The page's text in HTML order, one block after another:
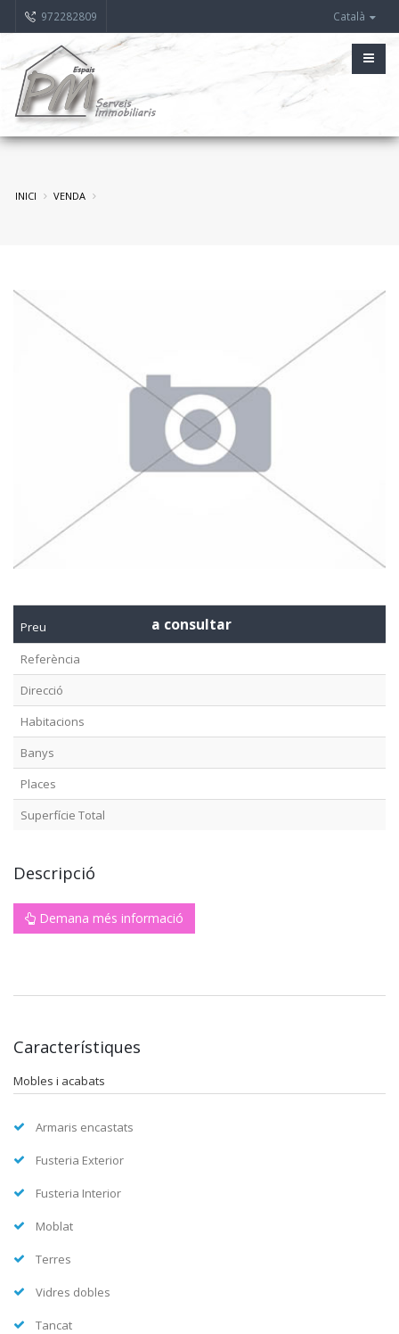
972282809 Català
INICI VENDA
Preu a consultar
Referència
Direcció
Habitacions
Banys
Places
Superfície Total
Descripció
Demana més informació
Característiques
Mobles i acabats
Armaris encastats
Fusteria Exterior
Fusteria Interior
Moblat
Terres
Vidres dobles
Tancat